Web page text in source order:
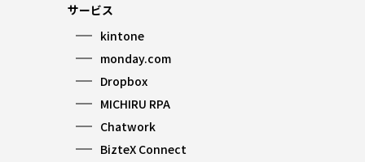
サービス
kintone
monday.com
Dropbox
MICHIRU RPA
Chatwork
BizteX Connect